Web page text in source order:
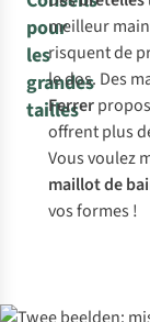
pour
les
grandes
tailles
meilleur
risquent de
le dos. Des
Ferrer
offrent plus
Vous voulez
maillot de
vos formes !